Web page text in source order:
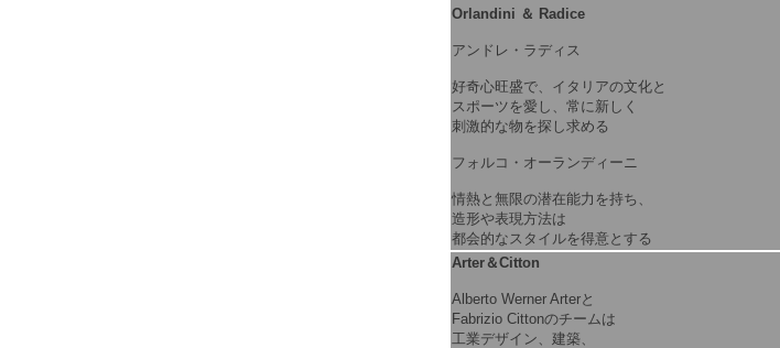
Orlandini ＆ Radice
アンドレ・ラディス
好奇心旺盛で、イタリアの文化と
スポーツを愛し、常に新しく
刺激的な物を探し求める
フォルコ・オーランディーニ
情熱と無限の潜在能力を持ち、
造形や表現方法は
都会的なスタイルを得意とする
Arter＆Citton
Alberto Werner Arterと
Fabrizio Cittonのチームは
工業デザイン、建築、